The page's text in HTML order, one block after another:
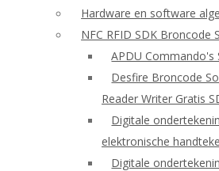
Hardware en software
NFC RFID SDK Broncode
APDU Commando's
Desfire Broncode
Reader Writer Gratis
Digitale
elektronische
Digitale